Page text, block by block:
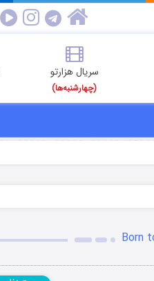
سریال هزارتو
(چهارشنبه‌ها)